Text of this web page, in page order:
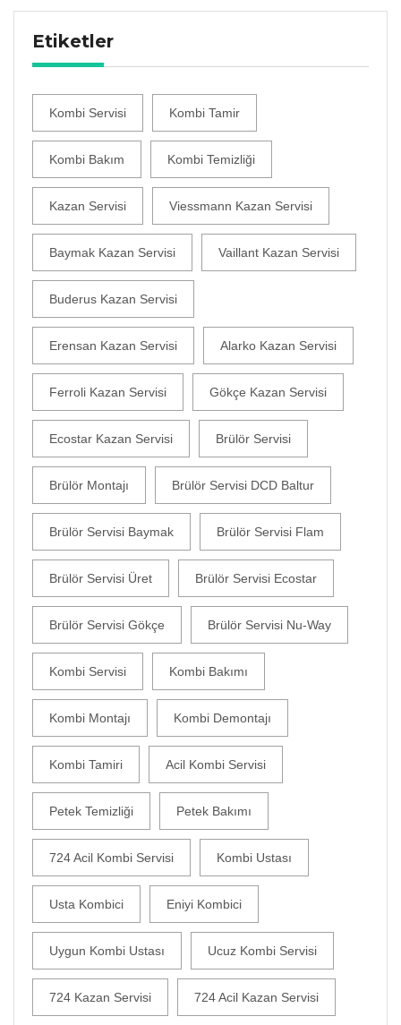
Etiketler
Kombi Servisi Kombi Tamir
Kombi Bakım Kombi Temizliği
Kazan Servisi Viessmann Kazan Servisi
Baymak Kazan Servisi Vaillant Kazan Servisi
Buderus Kazan Servisi
Erensan Kazan Servisi Alarko Kazan Servisi
Ferroli Kazan Servisi Gökçe Kazan Servisi
Ecostar Kazan Servisi Brülör Servisi
Brülör Montajı Brülör Servisi DCD Baltur
Brülör Servisi Baymak Brülör Servisi Flam
Brülör Servisi Üret Brülör Servisi Ecostar
Brülör Servisi Gökçe Brülör Servisi Nu-Way
Kombi Servisi Kombi Bakımı
Kombi Montajı Kombi Demontajı
Kombi Tamiri Acil Kombi Servisi
Petek Temizliği Petek Bakımı
724 Acil Kombi Servisi Kombi Ustası
Usta Kombici Eniyi Kombici
Uygun Kombi Ustası Ucuz Kombi Servisi
724 Kazan Servisi 724 Acil Kazan Servisi